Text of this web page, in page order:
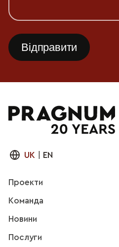
UK EN
Проекти
Команда
Новини
Послуги